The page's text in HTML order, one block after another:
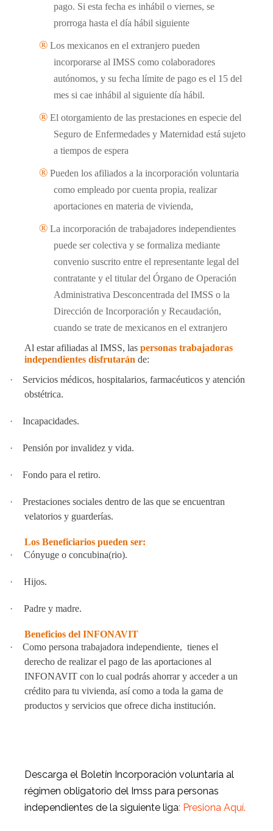
pago. Si esta fecha es inhábil o viernes, se
prorroga hasta el día hábil siguiente
® Los mexicanos en el extranjero pueden
incorporarse al IMSS como colaboradores
autónomos, y su fecha límite de pago es el 15 del
mes si cae inhábil al siguiente día hábil.
® El otorgamiento de las prestaciones en especie del
Seguro de Enfermedades y Maternidad está sujeto
a tiempos de espera
® Pueden los afiliados a la incorporación voluntaria
como empleado por cuenta propia, realizar
aportaciones en materia de vivienda,
® La incorporación de trabajadores independientes
puede ser colectiva y se formaliza mediante
convenio suscrito entre el representante legal del
contratante y el titular del Órgano de Operación
Administrativa Desconcentrada del IMSS o la
Dirección de Incorporación y Recaudación,
cuando se trate de mexicanos en el extranjero
Al estar afiliadas al IMSS, las personas trabajadoras
independientes disfrutarán de:
·
Servicios médicos, hospitalarios, farmacéuticos y atención
obstétrica.
· Incapacidades.
· Pensión por invalidez y vida.
· Fondo para el retiro.
·
Prestaciones sociales dentro de las que se encuentran
velatorios y guarderías.
Los Beneficiarios pueden ser:
·
Cónyuge o concubina(rio).
· Hijos.
· Padre y madre.
Beneficios del INFONAVIT
·
Como persona trabajadora independiente, tienes el
derecho de realizar el pago de las aportaciones al
INFONAVIT con lo cual podrás ahorrar y acceder a un
crédito para tu vivienda, así como a toda la gama de
productos y servicios que ofrece dicha institución.
Descarga el Boletín Incorporación voluntaria al
régimen obligatorio del Imss para personas
independientes de la siguiente liga: Presiona Aquí.